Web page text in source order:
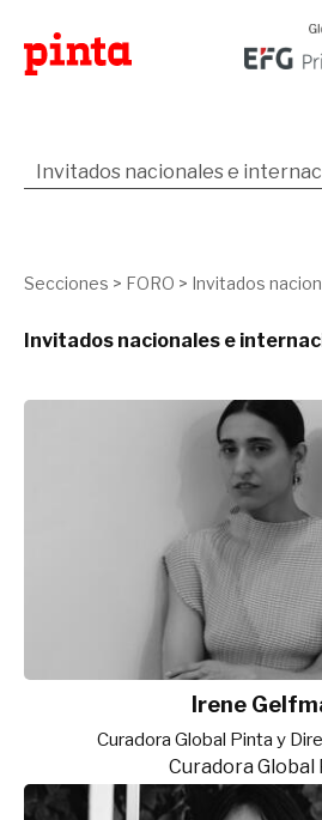
Secciones > FORO > Invitados
Invitados nacionales e
Irene
Curadora Global Pinta y
Curadora Global